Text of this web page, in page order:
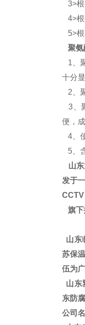
3>根
4>根
5>根
聚氨
1、
十分
2、
3、
便，
4、
5、
山东
发于
旗下
山东
苏保
伍为
山东
东防
公司